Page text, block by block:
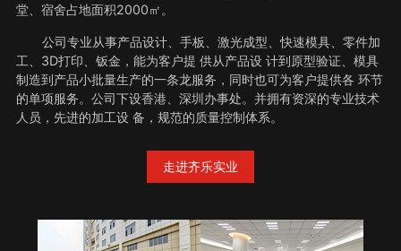
堂、宿舍占地面积2000㎡。
公司专业从事产品设计、手板、激光成型、快速模具、零件加
工、3D打印、钣金，能为客户提 供从产品设 计到原型验证、模具
制造到产品小批量生产的一条龙服务，同时也可为客户提供各 环节
的单项服务。公司下设香港、深圳办事处。并拥有资深的专业技术
人员，先进的加工设 备，规范的质量控制体系。
走进齐乐实业